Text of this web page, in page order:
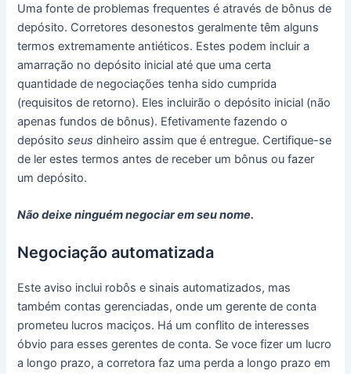
Uma fonte de problemas frequentes é através de bônus de
depósito. Corretores desonestos geralmente têm alguns
termos extremamente antiéticos. Estes podem incluir a
amarração no depósito inicial até que uma certa
quantidade de negociações tenha sido cumprida
(requisitos de retorno). Eles incluirão o depósito inicial (não
apenas fundos de bônus). Efetivamente fazendo o
depósitoseus dinheiro assim que é entregue. Certifique-se
de ler estes termos antes de receber um bônus ou fazer
um depósito.
Não deixe ninguém negociar em seu nome.
Negociação automatizada
Este aviso inclui robôs e sinais automatizados, mas
também contas gerenciadas, onde um gerente de conta
prometeu lucros maciços. Há um conflito de interesses
óbvio para esses gerentes de conta. Se voce fizer um lucro
a longo prazo, a corretora faz uma perda a longo prazo em